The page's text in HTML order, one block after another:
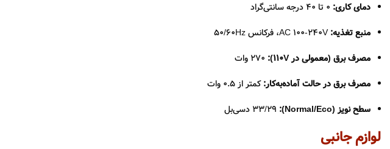
دمای کاری:
منبع تغذیه:AC 100-240V، فرکانس 50/60Hz
مصرف برق (معمولی در 110V):
مصرف برق در حالت آماده‌به‌کار:کمتر از 0.5 وات
سطح نویز (Normal/Eco):
لوازم جانبی